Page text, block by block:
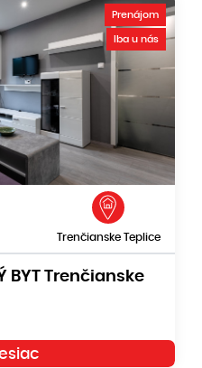
Prenájom
Iba u nás
Trenčianske Teplice
BYT Trenčianske